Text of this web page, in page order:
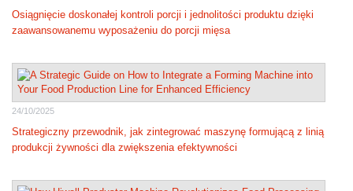
Osiągnięcie doskonałej kontroli porcji i jednolitości produktu dzięki
zaawansowanemu wyposażeniu do porcji mięsa
24/10/2025
Strategiczny przewodnik, jak zintegrować maszynę formującą z linią
produkcji żywności dla zwiększenia efektywności